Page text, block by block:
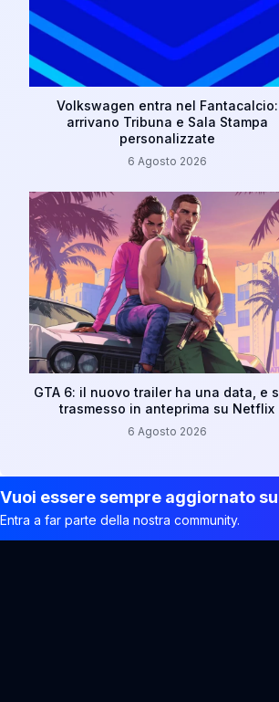
Volkswagen entra nel Fantacalcio:
arrivano Tribuna e Sala Stampa
personalizzate
6 Agosto 2026
GTA 6: il nuovo trailer ha una data, e
trasmesso in anteprima su Netflix
6 Agosto 2026
Vuoi essere sempre aggiornato
Entra a far parte della nostra community.